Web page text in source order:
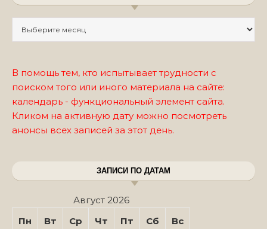
В помощь тем, кто испытывает трудности с
поиском того или иного материала на сайте:
календарь - функциональный элемент сайта.
Кликом на активную дату можно посмотреть
анонсы всех записей за этот день.
ЗАПИСИ ПО ДАТАМ
Август 2026
Пн
Вт Ср Чт Пт Сб Вс